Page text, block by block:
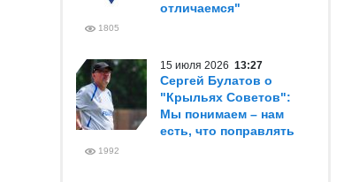
отличаемся"
1805
15 июля 2026 13:27
Сергей Булатов о
"Крыльях Советов":
Мы понимаем – нам
есть, что поправлять
1992